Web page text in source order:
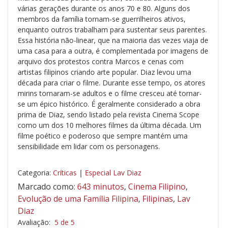
várias gerações durante os anos 70 e 80. Alguns dos
membros da família tornam-se guerrilheiros ativos,
enquanto outros trabalham para sustentar seus parentes.
Essa história não-linear, que na maioria das vezes viaja de
uma casa para a outra, é complementada por imagens de
arquivo dos protestos contra Marcos e cenas com
artistas filipinos criando arte popular. Diaz levou uma
década para criar o filme. Durante esse tempo, os atores
mirins tornaram-se adultos e o filme cresceu até tornar-
se um épico histórico. É geralmente considerado a obra
prima de Diaz, sendo listado pela revista Cinema Scope
como um dos 10 melhores filmes da última década. Um
filme poético e poderoso que sempre mantém uma
sensibilidade em lidar com os personagens.
Categoria: Críticas | Especial Lav Diaz
Marcado como: 643 minutos, Cinema Filipino,
Evolução de uma Família Filipina, Filipinas, Lav
Diaz
Avaliação: 5 de 5